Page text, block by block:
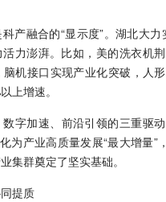
产融合的“显示度”。湖北大力
活力澎湃。比如，美的洗衣机
机接口实现产业化突破，人
上增速。
字加速、前沿引领的三重驱
为产业高质量发展“最大增量”
集群奠定了坚实基础。
提质